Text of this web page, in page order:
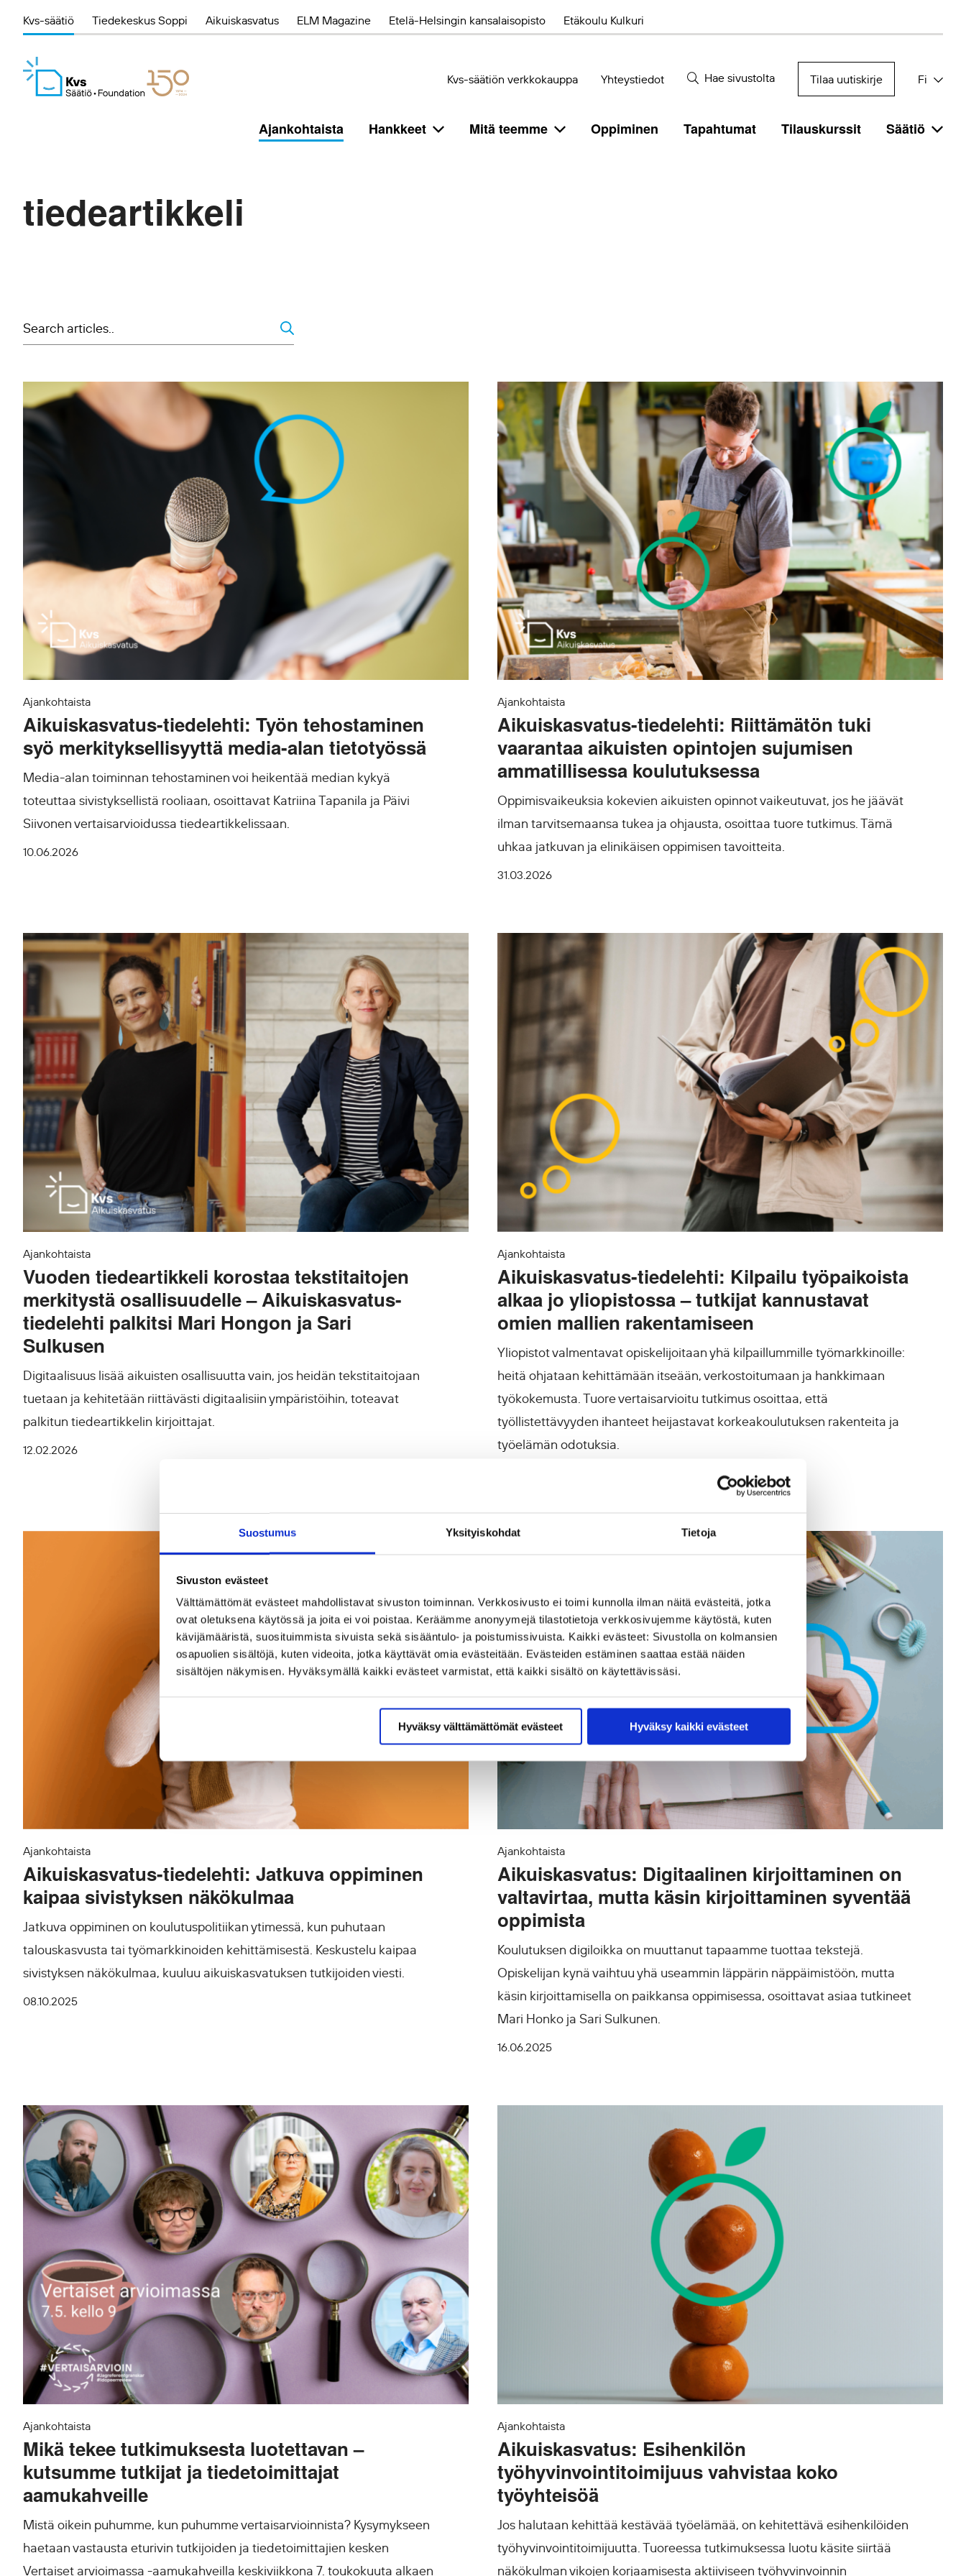
Suostumus Yksityiskohdat Tietoja
Sivuston evästeet
Välttämättömät evästeet mahdollistavat sivuston toiminnan. Verkkosivusto ei toimi kunnolla ilman näitä evästeitä, jotka
ovat oletuksena käytössä ja joita ei voi poistaa. Keräämme anonyymejä tilastotietoja verkkosivujemme käytöstä, kuten
kävijämääristä, suosituimmista sivuista sekä sisääntulo- ja poistumissivuista. Kaikki evästeet: Sivustolla on kolmansien
osapuolien sisältöjä, kuten videoita, jotka käyttävät omia evästeitään. Evästeiden estäminen saattaa estää näiden
sisältöjen näkymisen. Hyväksymällä kaikki evästeet varmistat, että kaikki sisältö on käytettävissäsi.
Hyväksy välttämättömät evästeet Hyväksy kaikki evästeet
Kvs-säätiö Tiedekeskus Soppi Aikuiskasvatus ELM Magazine Etelä-Helsingin kansalaisopisto Etäkoulu Kulkuri
Kvs-säätiön verkkokauppa Yhteystiedot Hae sivustolta Tilaa uutiskirje Fi
Ajankohtaista Hankkeet Mitä teemme Oppiminen Tapahtumat Tilauskurssit Säätiö
tiedeartikkeli
Ajankohtaista
Aikuiskasvatus-tiedelehti: Työn tehostaminen
syö merkityksellisyyttä media-alan tietotyössä
Media-alan toiminnan tehostaminen voi heikentää median kykyä
toteuttaa sivistyksellistä rooliaan, osoittavat Katriina Tapanila ja Päivi
Siivonen vertaisarvioidussa tiedeartikkelissaan.
10.06.2026
Ajankohtaista
Aikuiskasvatus-tiedelehti: Riittämätön tuki
vaarantaa aikuisten opintojen sujumisen
ammatillisessa koulutuksessa
Oppimisvaikeuksia kokevien aikuisten opinnot vaikeutuvat, jos he jäävät
ilman tarvitsemaansa tukea ja ohjausta, osoittaa tuore tutkimus. Tämä
uhkaa jatkuvan ja elinikäisen oppimisen tavoitteita.
31.03.2026
Ajankohtaista
Vuoden tiedeartikkeli korostaa tekstitaitojen
merkitystä osallisuudelle – Aikuiskasvatus-
tiedelehti palkitsi Mari Hongon ja Sari
Sulkusen
Digitaalisuus lisää aikuisten osallisuutta vain, jos heidän tekstitaitojaan
tuetaan ja kehitetään riittävästi digitaalisiin ympäristöihin, toteavat
palkitun tiedeartikkelin kirjoittajat.
12.02.2026
Ajankohtaista
Aikuiskasvatus-tiedelehti: Kilpailu työpaikoista
alkaa jo yliopistossa – tutkijat kannustavat
omien mallien rakentamiseen
Yliopistot valmentavat opiskelijoitaan yhä kilpaillummille työmarkkinoille:
heitä ohjataan kehittämään itseään, verkostoitumaan ja hankkimaan
työkokemusta. Tuore vertaisarvioitu tutkimus osoittaa, että
työllistettävyyden ihanteet heijastavat korkeakoulutuksen rakenteita ja
työelämän odotuksia.
Ajankohtaista
Aikuiskasvatus-tiedelehti: Jatkuva oppiminen
kaipaa sivistyksen näkökulmaa
Jatkuva oppiminen on koulutuspolitiikan ytimessä, kun puhutaan
talouskasvusta tai työmarkkinoiden kehittämisestä. Keskustelu kaipaa
sivistyksen näkökulmaa, kuuluu aikuiskasvatuksen tutkijoiden viesti.
08.10.2025
Ajankohtaista
Aikuiskasvatus: Digitaalinen kirjoittaminen on
valtavirtaa, mutta käsin kirjoittaminen syventää
oppimista
Koulutuksen digiloikka on muuttanut tapaamme tuottaa tekstejä.
Opiskelijan kynä vaihtuu yhä useammin läppärin näppäimistöön, mutta
käsin kirjoittamisella on paikkansa oppimisessa, osoittavat asiaa tutkineet
Mari Honko ja Sari Sulkunen.
16.06.2025
Ajankohtaista
Mikä tekee tutkimuksesta luotettavan –
kutsumme tutkijat ja tiedetoimittajat
aamukahveille
Mistä oikein puhumme, kun puhumme vertaisarvioinnista? Kysymykseen
haetaan vastausta eturivin tutkijoiden ja tiedetoimittajien kesken
Vertaiset arvioimassa -aamukahveilla keskiviikkona 7. toukokuuta alkaen
Ajankohtaista
Aikuiskasvatus: Esihenkilön
työhyvinvointitoimijuus vahvistaa koko
työyhteisöä
Jos halutaan kehittää kestävää työelämää, on kehitettävä esihenkilöiden
työhyvinvointitoimijuutta. Tuoreessa tutkimuksessa luotu käsite siirtää
näkökulman vikojen korjaamisesta aktiiviseen työhyvinvoinnin